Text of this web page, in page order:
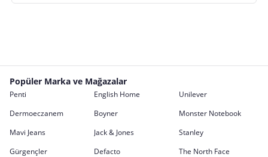
Popüler Marka ve Mağazalar
Penti English Home
Unilever
Dermoeczanem
Boyner
Monster Notebook
Mavi Jeans
Jack & Jones
Stanley
Gürgençler
Defacto
The North Face